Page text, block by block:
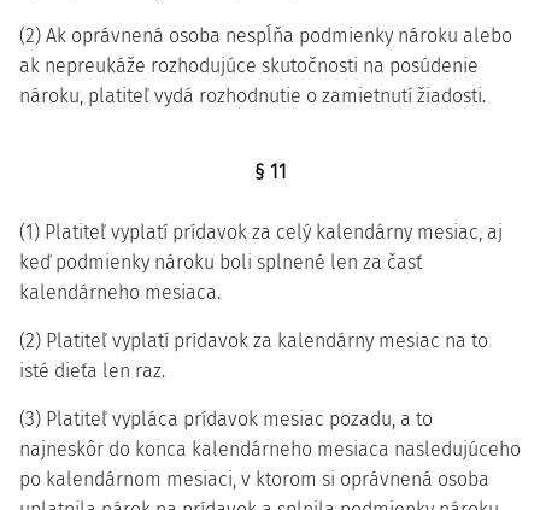
(2) Ak oprávnená osoba nespĺňa podmienky nároku alebo
ak nepreukáže rozhodujúce skutočnosti na posúdenie
nároku, platiteľ vydá rozhodnutie o zamietnutí žiadosti.
§ 11
(1) Platiteľ vyplatí prídavok za celý kalendárny mesiac, aj
keď podmienky nároku boli splnené len za časť
kalendárneho mesiaca.
(2) Platiteľ vyplatí prídavok za kalendárny mesiac na to
isté dieťa len raz.
(3) Platiteľ vypláca prídavok mesiac pozadu, a to
najneskôr do konca kalendárneho mesiaca nasledujúceho
po kalendárnom mesiaci, v ktorom si oprávnená osoba